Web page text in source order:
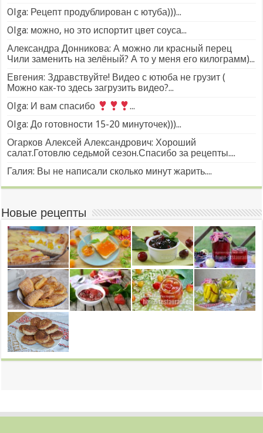
Olga: Рецепт продублирован с ютуба)))...
Olga: можно, но это испортит цвет соуса...
Александра Донникова: А можно ли красный перец
Чили заменить на зелёный? А то у меня его килограмм)...
Евгения: Здравствуйте! Видео с ютюба не грузит (
Можно как-то здесь загрузить видео?...
Olga: И вам спасибо
...
Olga: До готовности 15-20 минуточек)))...
Огарков Алексей Александрович: Хороший
салат.Готовлю седьмой сезон.Спасибо за рецепты....
Галия: Вы не написали сколько минут жарить....
Новые рецепты